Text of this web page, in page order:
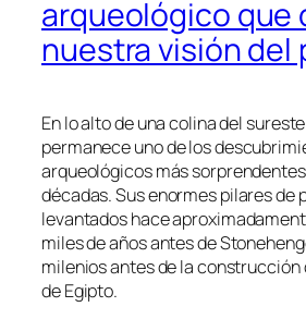
arqueológico que
nuestra visión del
En lo alto de una colina del
permanece uno de los
arqueológicos más
décadas. Sus enormes pilares de
levantados hace
miles de años antes de
milenios antes de la construcción
de Egipto.